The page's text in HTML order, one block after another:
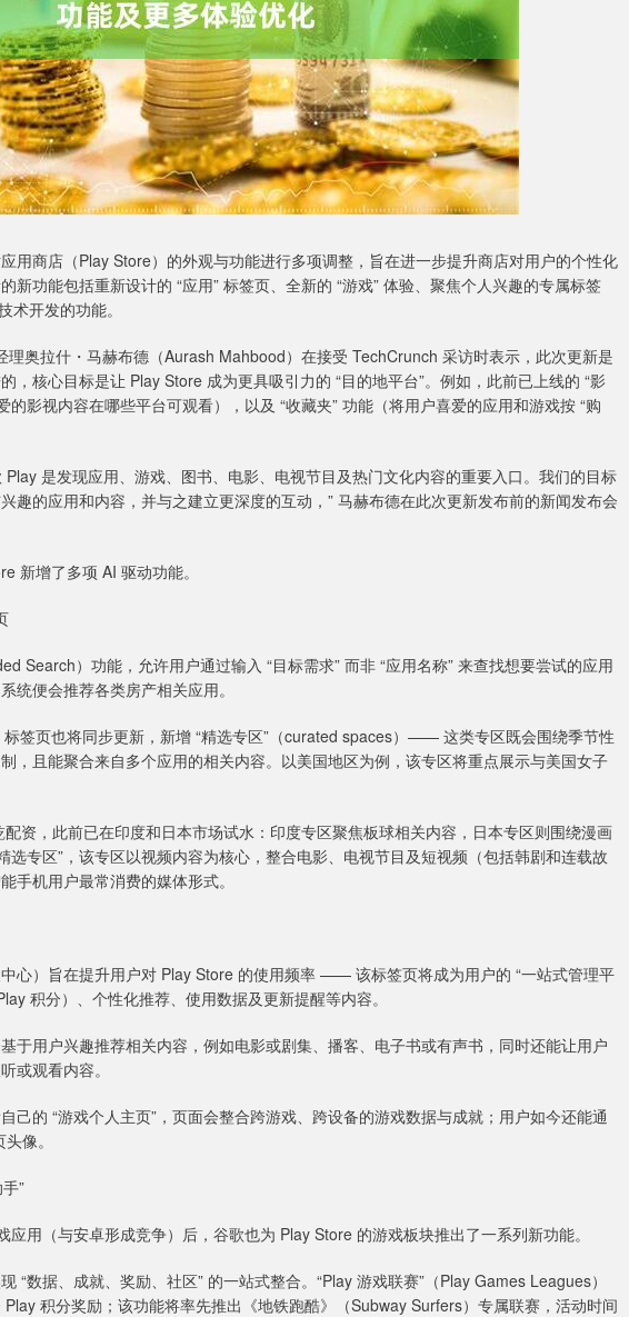
商店（Play Store）的外观与功能进行多项调整，旨在进一步提升商店对用户的个性化
新功能包括重新设计的 “应用” 标签页、全新的 “游戏” 体验、聚焦个人兴趣的专属标签
术开发的功能。
奥拉什・马赫布德（Aurash Mahbood）在接受 TechCrunch 采访时表示，此次更新是
，核心目标是让 Play Store 成为更具吸引力的 “目的地平台”。例如，此前已上线的 “影
的影视内容在哪些平台可观看），以及 “收藏夹” 功能（将用户喜爱的应用和游戏按 “购
是发现应用、游戏、图书、电影、电视节目及热门文化内容的重要入口。我们的目标
趣的应用和内容，并与之建立更深度的互动，” 马赫布德在此次更新发布前的新闻发布会
增了多项 AI 驱动功能。
Search）功能，允许用户通过输入 “目标需求” 而非 “应用名称” 来查找想要尝试的应用
统便会推荐各类房产相关应用。
签页也将同步更新，新增 “精选专区”（curated spaces）—— 这类专区既会围绕季节性
，且能聚合来自多个应用的相关内容。以美国地区为例，该专区将重点展示与美国女子
资，此前已在印度和日本市场试水：印度专区聚焦板球相关内容，日本专区则围绕漫画
选专区”，该专区以视频内容为核心，整合电影、电视节目及短视频（包括韩剧和连载故
手机用户最常消费的媒体形式。
心）旨在提升用户对 Play Store 的使用频率 —— 该标签页将成为用户的 “一站式管理平
积分）、个性化推荐、使用数据及更新提醒等内容。
用户兴趣推荐相关内容，例如电影或剧集、播客、电子书或有声书，同时还能让用户
或观看内容。
的 “游戏个人主页”，页面会整合跨游戏、跨设备的游戏数据与成就；用户如今还能通
像。
”
用（与安卓形成竞争）后，谷歌也为 Play Store 的游戏板块推出了一系列新功能。
数据、成就、奖励、社区” 的一站式整合。“Play 游戏联赛”（Play Games Leagues）
积分奖励；该功能将率先推出《地铁跑酷》（Subway Surfers）专属联赛，活动时间
14311.01 200.89 1.42% 沪深300 4694.44